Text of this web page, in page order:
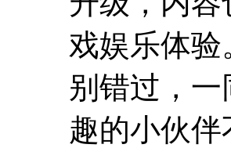
戏娱乐体
别错过，
趣的小伙